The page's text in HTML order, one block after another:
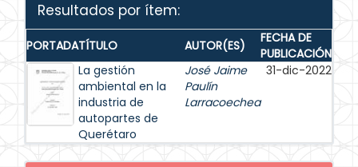
Resultados por ítem:
PORTADATÍTULO AUTOR(ES)
FECHA DE
PUBLICACIÓN
La gestión
ambiental en la
industria de
autopartes de
Querétaro
José Jaime
Paulín
Larracoechea
31-dic-2022